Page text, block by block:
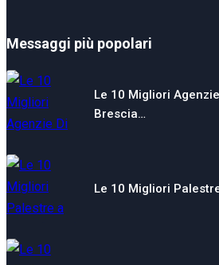
Messaggi più popolari
Le 10 Migliori
Brescia…
Le 10 Migliori